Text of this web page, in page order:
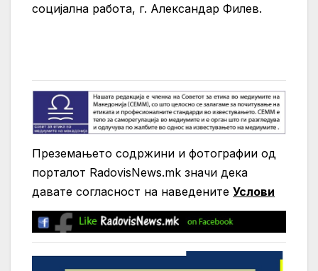
социјална работа, г. Александар Филев.
Преземањето содржини и фотографии од
порталот RadovisNews.mk значи дека
давате согласност на нaведените Услови